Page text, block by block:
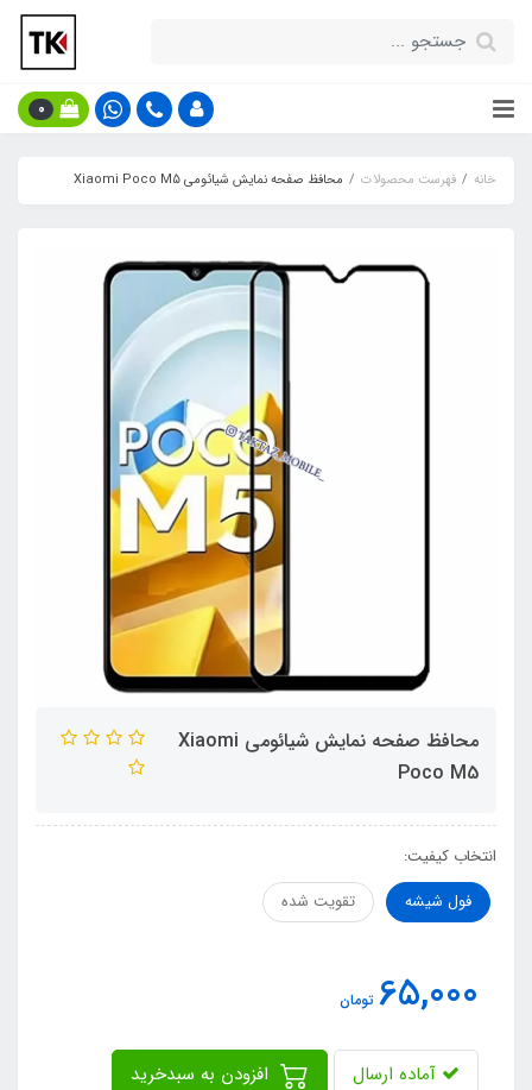
0
خانه فهرست محصولات محافظ صفحه نمایش شیائومی Xiaomi Poco M5
محافظ صفحه نمایش شیائومی Xiaomi
Poco M5
انتخاب کیفیت:
فول شیشه
تقویت شده
65,000 تومان
آماده ارسال